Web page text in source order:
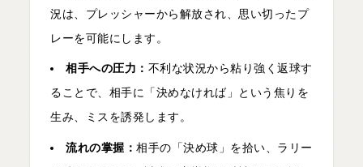
況は、プレッシャーから解放され、思い切ったプ
レーを可能にします。
相手への圧力： 不利な状況から粘り強く返球す
ることで、相手に「決めなければ」という焦りを
生み、ミスを誘発します。
流れの掌握：相手の「決め球」を拾い、ラリー